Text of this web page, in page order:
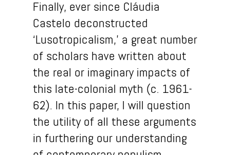
Finally, ever since Cláudia
Castelo deconstructed
‘Lusotropicalism,’ a great number
of scholars have written about
the real or imaginary impacts of
this late-colonial myth (c. 1961-
62). In this paper, I will question
the utility of all these arguments
in furthering our understanding